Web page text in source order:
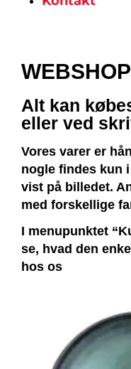
WEBSHOP
Alt kan
eller ved
Vores varer er
nogle findes kun
vist på billedet.
med forskellige
I menupunktet
se, hvad den
hos os